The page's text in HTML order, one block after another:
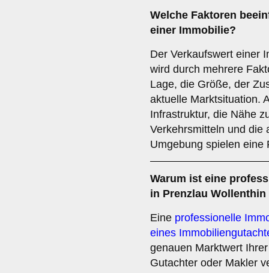
Welche Faktoren
einer Immobilie?
Der Verkaufswert einer
wird durch mehrere
Lage, die Größe, der
aktuelle Marktsituation.
Infrastruktur, die Nähe
Verkehrsmitteln und die
Umgebung spielen eine
Warum ist eine
in Prenzlau
Eine professionelle
eines
genauen Marktwert
Gutachter oder Makler